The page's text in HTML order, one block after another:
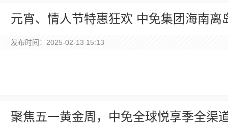
元宵、情人节特惠狂欢 中免集团海南离
发布时间：2025-02-13 15:13
聚焦五一黄金周，中免全球悦享季全渠